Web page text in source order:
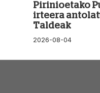
Pirinioetako
irteera
Taldeak
2026-08-04